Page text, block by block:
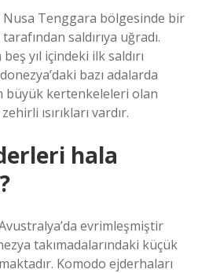
Nusa Tenggara bölgesinde bir
saldırıya uğradı.
yıl içindeki ilk saldırı
bazı adalarda
büyük kertenkeleleri olan
ısırıkları vardır.
hala
evrimleşmiştir
takımadalarındaki küçük
Komodo ejderhaları